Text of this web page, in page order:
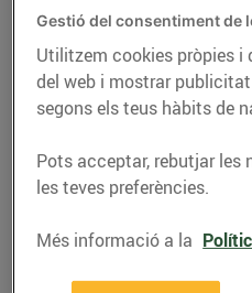
Catalunya,
infants
El pròxim 31 de
100% dels
destinarà a
grup català Dr.
El matí i la
Gestió del consentiment de
Utilitzem cookies pròpies i
del web i mostrar
segons els teus hàbits de
Pots acceptar, rebutjar les
les teves preferències.
Més informació a la